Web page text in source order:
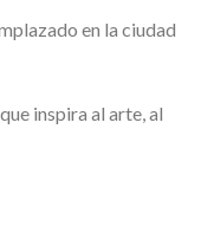
en la ciudad
que inspira al arte, al